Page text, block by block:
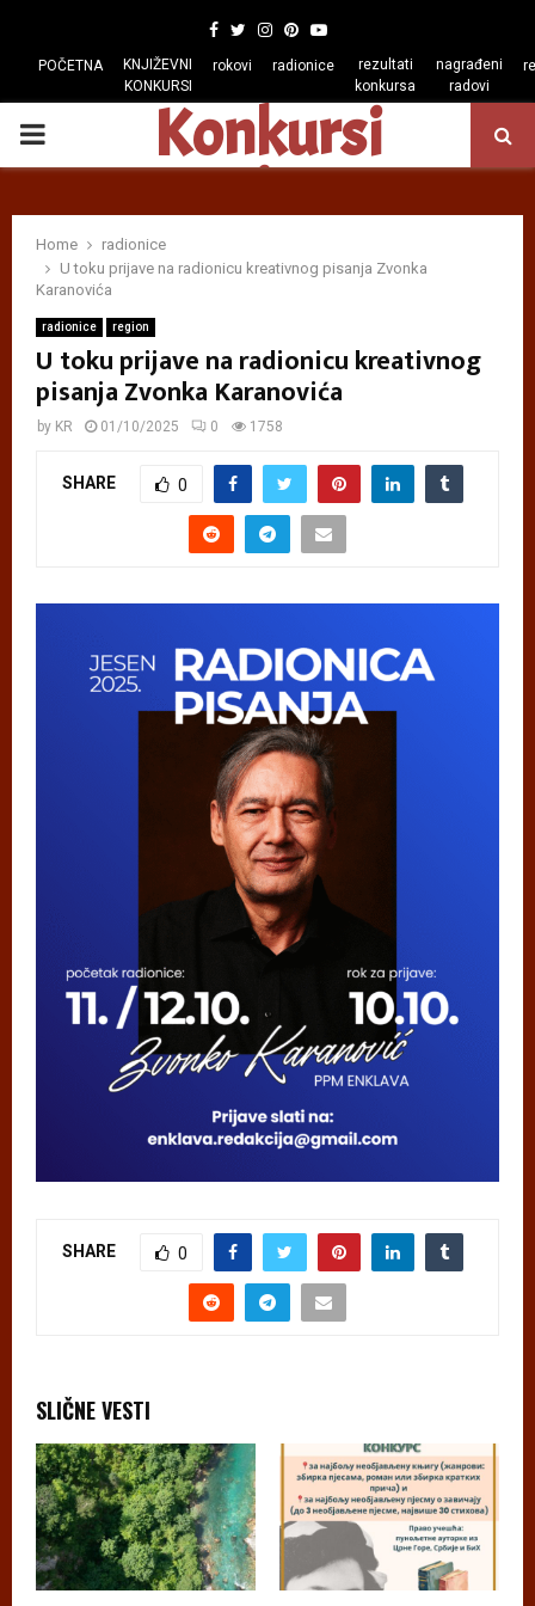
Facebook
TwitterInstagram
Pinterest
Youtube
POČETNA
KNJIŽEVNI
KONKURSI
rokovi radionice
rezultati
konkursa
nagrađeni
radovi
PRIMARY
Konkursi
regiona
Home
radionice
U toku prijave na radionicu kreativnog pisanja Zvonka
Karanovića
radionice region
U toku prijave na radionicu kreativnog
pisanja Zvonka Karanovića
by KR 01/10/2025 0 1758
SHARE 0
SHARE 0
SLIČNE VESTI